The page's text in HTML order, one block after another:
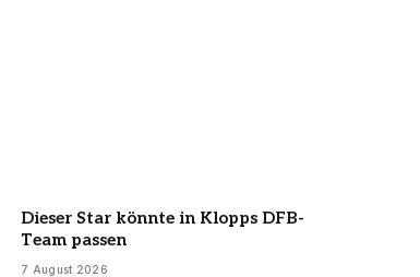
Dieser Star könnte in Klopps DFB-
Team passen
7 August 2026